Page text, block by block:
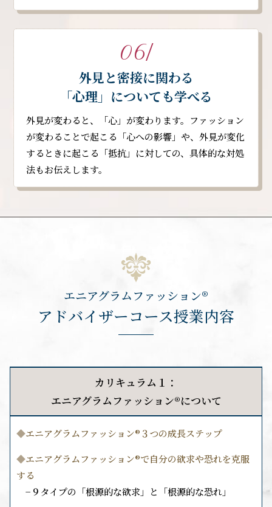
06/
外見と密接に関わる
「心理」についても学べる
外見が変わると、「心」が変わります。ファッション
が変わることで起こる「心への影響」や、外見が変化
するときに起こる「抵抗」に対しての、具体的な対処
法もお伝えします。
エニアグラムファッション®︎
アドバイザーコース授業内容
カリキュラム１：
エニアグラムファッション®︎について
◆エニアグラムファッション®︎３つの成長ステップ
◆エニアグラムファッション®︎で自分の欲求や恐れを克服
する
−９タイプの「根源的な欲求」と「根源的な恐れ」